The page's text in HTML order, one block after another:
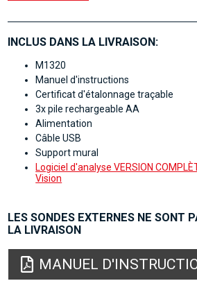
INCLUS DANS LA LIVRAISON:
M1320
Manuel d'instructions
Certificat d'étalonnage traçable
3x pile rechargeable AA
Alimentation
Câble USB
Support mural
Logiciel d'analyse VERSION
Vision
LES SONDES EXTERNES NE SONT
LA LIVRAISON
MANUEL